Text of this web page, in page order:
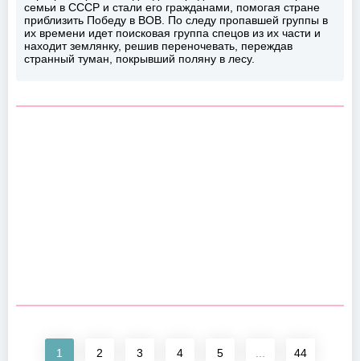
семьи в СССР и стали его гражданами, помогая стране
приблизить Победу в ВОВ. По следу пропавшей группы в
их времени идет поисковая группа спецов из их части и
находит землянку, решив переночевать, переждав
странный туман, покрывший поляну в лесу.
1 2 3 4 5 44